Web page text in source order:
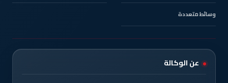
وسائط متعددة
عن الوكالة